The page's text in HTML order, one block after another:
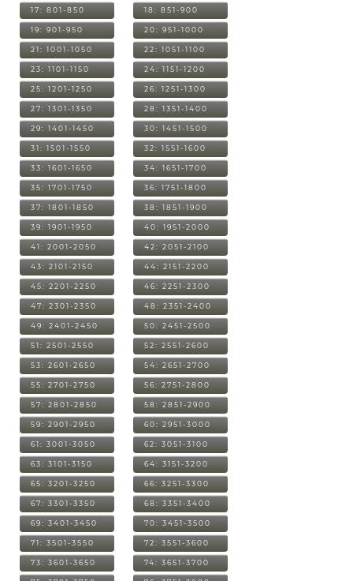
17: 801-850 18: 851-900
19: 901-950 20: 951-1000
21: 1001-1050 22: 1051-1100
23: 1101-1150 24: 1151-1200
25: 1201-1250 26: 1251-1300
27: 1301-1350 28: 1351-1400
29: 1401-1450 30: 1451-1500
31: 1501-1550 32: 1551-1600
33: 1601-1650 34: 1651-1700
35: 1701-1750 36: 1751-1800
37: 1801-1850 38: 1851-1900
39: 1901-1950 40: 1951-2000
41: 2001-2050 42: 2051-2100
43: 2101-2150 44: 2151-2200
45: 2201-2250 46: 2251-2300
47: 2301-2350 48: 2351-2400
49: 2401-2450 50: 2451-2500
51: 2501-2550 52: 2551-2600
53: 2601-2650 54: 2651-2700
55: 2701-2750 56: 2751-2800
57: 2801-2850 58: 2851-2900
59: 2901-2950 60: 2951-3000
61: 3001-3050 62: 3051-3100
63: 3101-3150 64: 3151-3200
65: 3201-3250 66: 3251-3300
67: 3301-3350 68: 3351-3400
69: 3401-3450 70: 3451-3500
71: 3501-3550 72: 3551-3600
73: 3601-3650 74: 3651-3700